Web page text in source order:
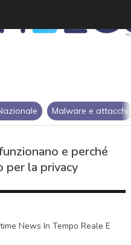
Malware e attacchi
e perché
per la privacy
News In Tempo Reale E